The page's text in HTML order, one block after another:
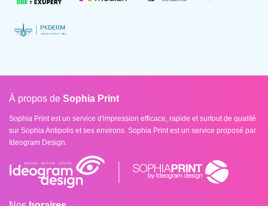
Envoyer ma demande
À propos de Sophia Print
Sophia Print est un service d'impression efficace, rapide et surtout de qualité
sur Sophia Antipolis et ses environs. Sophia Print est un service proposé par
Ideogram Design.